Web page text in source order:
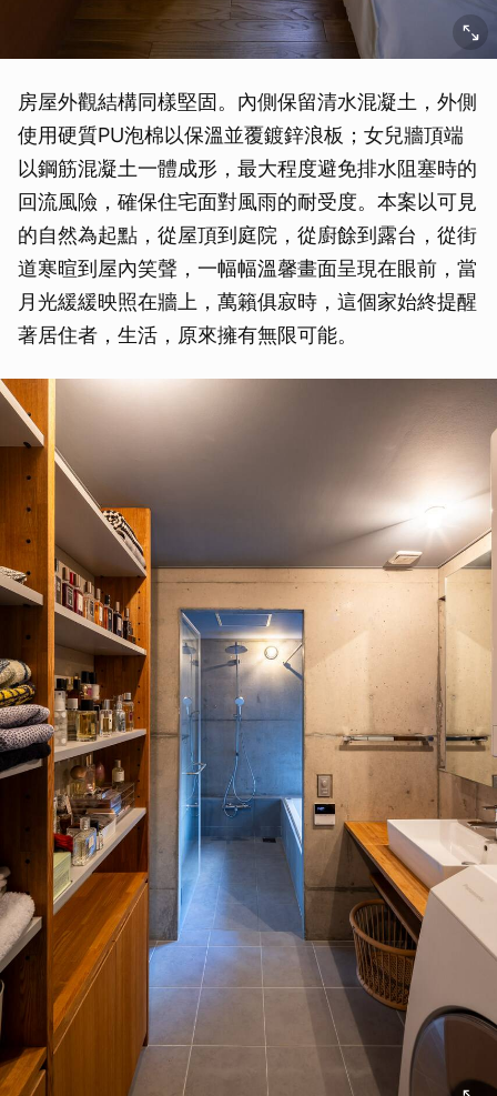
房屋外觀結構同樣堅固。內側保留清水混凝土，外側
使用硬質PU泡棉以保溫並覆鍍鋅浪板；女兒牆頂端
以鋼筋混凝土一體成形，最大程度避免排水阻塞時的
回流風險，確保住宅面對風雨的耐受度。本案以可見
的自然為起點，從屋頂到庭院，從廚餘到露台，從街
道寒暄到屋內笑聲，一幅幅溫馨畫面呈現在眼前，當
月光緩緩映照在牆上，萬籟俱寂時，這個家始終提醒
著居住者，生活，原來擁有無限可能。